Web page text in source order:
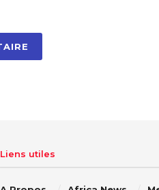
Liens utiles